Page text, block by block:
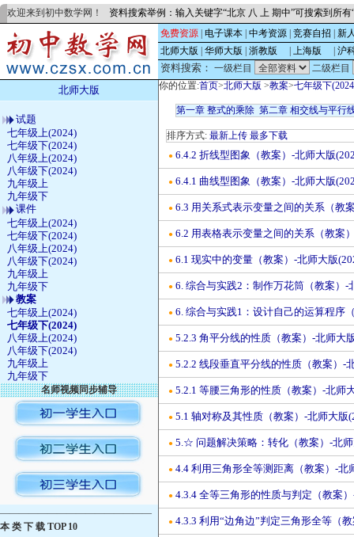
欢迎来到初中数学网！ 资料搜索举例：输入关键字“北京 八 上 期中”可搜索到所
免费资源 电子课本 中考资源 竞赛自招
新
北师大版
华师大版 浙教版 上海版 沪
资料搜索： 一级栏目 二级栏目
北师大版
试题
七年级上(2024)
七年级下(2024)
八年级上(2024)
八年级下(2024)
九年级上
九年级下
课件
七年级上(2024)
七年级下(2024)
八年级上(2024)
八年级下(2024)
九年级上
九年级下
教案
七年级上(2024)
七年级下(2024)
八年级上(2024)
八年级下(2024)
九年级上
九年级下
名师视频同步辅导
————————————————
本 类 下 载 TOP 10
你的位置:首页>北师大版 >教案>七年级下
第一章 整式的乘除 第二章 相交线与平行
排序方式: 最新上传 最多下载
● 6.4.2 折线型图象（教案）-北师大版
● 6.4.1 曲线型图象（教案）-北师大版
● 6.3 用关系式表示变量之间的关系（教
● 6.2 用表格表示变量之间的关系（教案
● 6.1 现实中的变量（教案）-北师大版
● 6. 综合与实践2：制作万花筒（教案）-
● 6. 综合与实践1：设计自己的运算程序
● 5.2.3 角平分线的性质（教案）-北师大
● 5.2.2 线段垂直平分线的性质（教案）-
● 5.2.1 等腰三角形的性质（教案）-北师
● 5.1 轴对称及其性质（教案）-北师大版
● 5.☆ 问题解决策略：转化（教案）-北
● 4.4 利用三角形全等测距离（教案）-北
● 4.3.4 全等三角形的性质与判定（教案
● 4.3.3 利用“边角边”判定三角形全等（